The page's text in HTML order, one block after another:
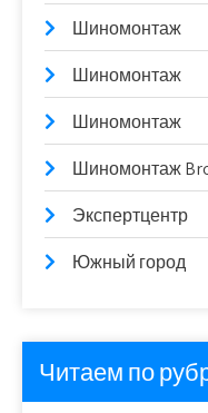
Шиномонтаж
Шиномонтаж
Шиномонтаж
Шиномонтаж
Экспертцентр
Южный город
Читаем по